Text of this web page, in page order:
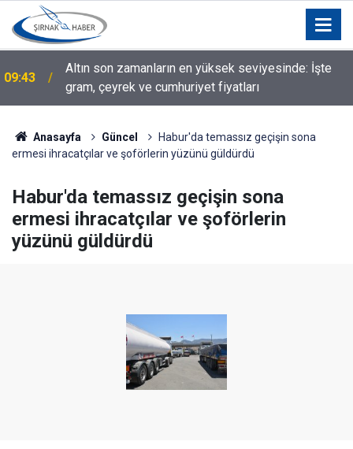
09:43
Altın son zamanların en yüksek seviyesinde: İşte
gram, çeyrek ve cumhuriyet fiyatları
Anasayfa Güncel
Habur'da temassız geçişin sona
ermesi ihracatçılar ve şoförlerin yüzünü güldürdü
Habur'da temassız geçişin sona
ermesi ihracatçılar ve şoförlerin
yüzünü güldürdü